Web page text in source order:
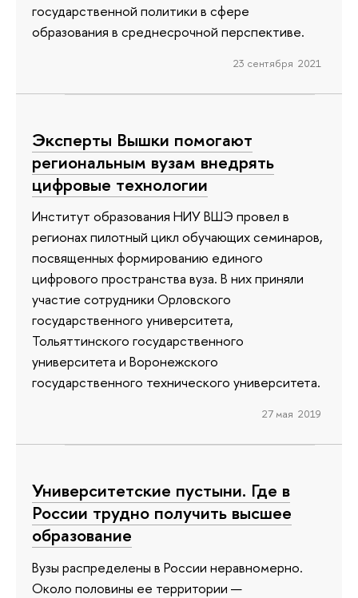
государственной политики в сфере
образования в среднесрочной перспективе.
23 сентября 2021
Эксперты Вышки помогают
региональным вузам внедрять
цифровые технологии
Институт образования НИУ ВШЭ провел в
регионах пилотный цикл обучающих семинаров,
посвященных формированию единого
цифрового пространства вуза. В них приняли
участие сотрудники Орловского
государственного университета,
Тольяттинского государственного
университета и Воронежского
государственного технического университета.
27 мая 2019
Университетские пустыни. Где в
России трудно получить высшее
образование
Вузы распределены в России неравномерно.
Около половины ее территории —